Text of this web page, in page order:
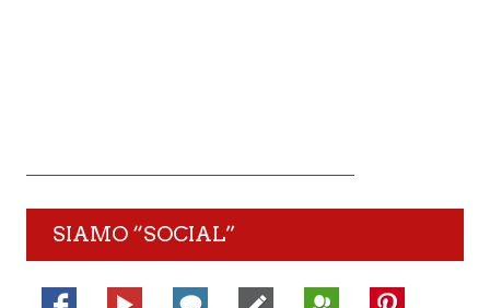
SIAMO “SOCIAL”